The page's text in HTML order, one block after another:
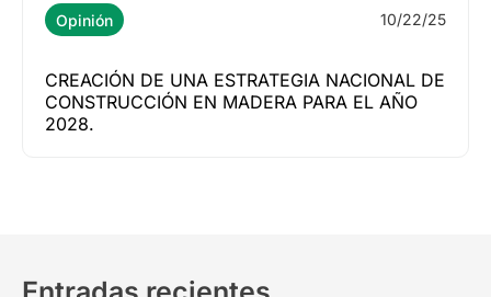
Opinión 10/22/25
CREACIÓN DE UNA ESTRATEGIA NACIONAL DE
CONSTRUCCIÓN EN MADERA PARA EL AÑO
2028.